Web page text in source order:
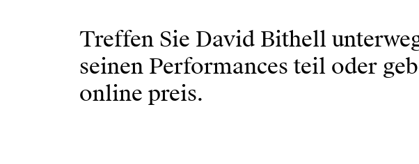
Treffen Sie David Bithell
seinen Performances teil oder
online preis.